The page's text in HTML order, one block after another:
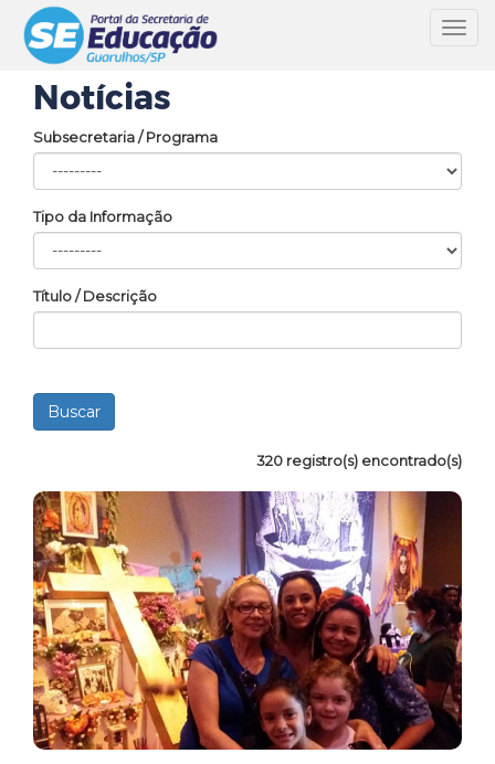
Notícias
Subsecretaria / Programa
Tipo da Informação
Título / Descrição
320 registro(s) encontrado(s)